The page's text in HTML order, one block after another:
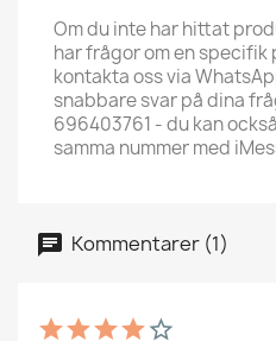
Om du inte har hittat
har frågor om en specifik
kontakta oss via
snabbare svar på dina
696403761 - du kan
samma nummer med
Kommentarer (1)